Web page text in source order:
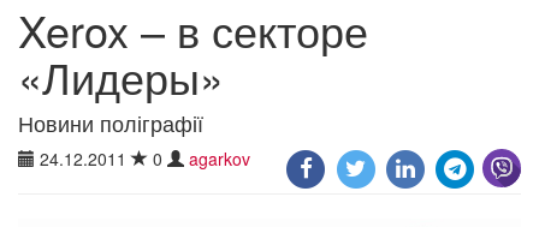
Xerox – в секторе
«Лидеры»
Новини поліграфії
24.12.2011 0 agarkov